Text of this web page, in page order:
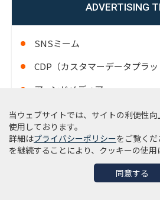
ADVERTISING
SNSミーム
CDP（カスタマーデータプラッ
アーンドメディア
OTT（Over-the-Top）
コネクテッドテレビ（CTV）
アクイジション
当ウェブサイトでは、サイトの利便性
使用しております。
詳細はプライバシーポリシーをご覧く
を継続することにより、クッキーの使用
同意する